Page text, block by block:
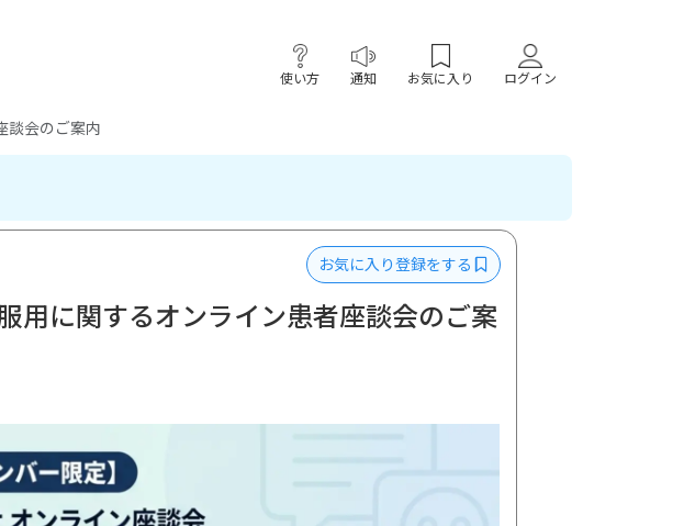
使い方 通知 お気に入り ログイン
談会のご案内
お気に入り登録をする
用に関するオンライン患者座談会のご案